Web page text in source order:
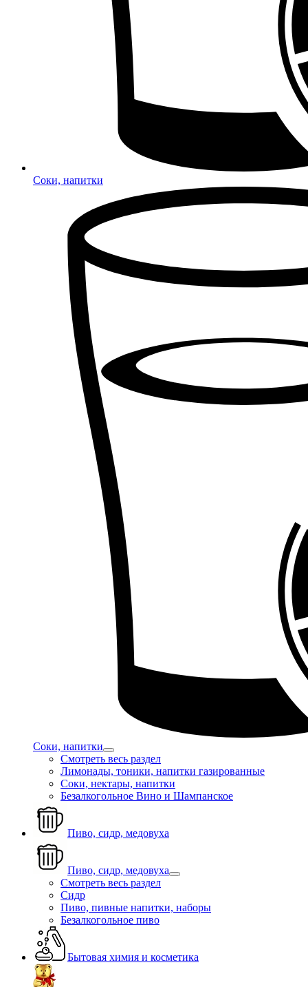
Соки, напитки
Соки, напитки
Смотреть весь раздел
Лимонады, тоники, напитки газированные
Соки, нектары, напитки
Безалкогольное Вино и Шампанское
Пиво, сидр, медовуха
Пиво, сидр, медовуха
Смотреть весь раздел
Сидр
Пиво, пивные напитки, наборы
Безалкогольное пиво
Бытовая химия и косметика